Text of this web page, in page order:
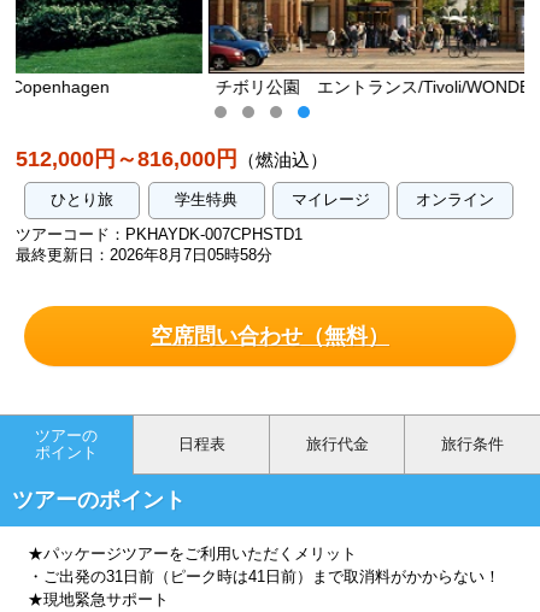
チボリ公園 エントランス/Tivoli/WONDERFUL
512,000円～816,000円 （燃油込）
ひとり旅 学生特典 マイレージ
オンライン
ツアーコード：PKHAYDK-007CPHSTD1
最終更新日：2026年8月7日05時58分
空席問い合わせ（無料）
ツアーの
ポイント
日程表 旅行代金 旅行条件
ツアーのポイント
★パッケージツアーをご利用いただくメリット
・ご出発の31日前（ピーク時は41日前）まで取消料がかからない！
★現地緊急サポート